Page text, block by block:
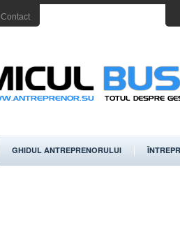
Contact
GHIDUL ANTREPRENORULUI